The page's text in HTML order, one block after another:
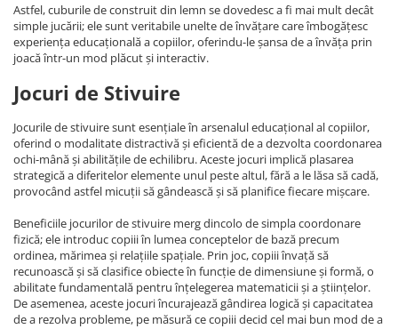
Astfel, cuburile de construit din lemn se dovedesc a fi mai mult decât
simple jucării; ele sunt veritabile unelte de învățare care îmbogățesc
experiența educațională a copiilor, oferindu-le șansa de a învăța prin
joacă într-un mod plăcut și interactiv.
Jocuri de Stivuire
Jocurile de stivuire sunt esențiale în arsenalul educațional al copiilor,
oferind o modalitate distractivă și eficientă de a dezvolta coordonarea
ochi-mână și abilitățile de echilibru. Aceste jocuri implică plasarea
strategică a diferitelor elemente unul peste altul, fără a le lăsa să cadă,
provocând astfel micuții să gândească și să planifice fiecare mișcare.
Beneficiile jocurilor de stivuire merg dincolo de simpla coordonare
fizică; ele introduc copiii în lumea conceptelor de bază precum
ordinea, mărimea și relațiile spațiale. Prin joc, copiii învață să
recunoască și să clasifice obiecte în funcție de dimensiune și formă, o
abilitate fundamentală pentru înțelegerea matematicii și a științelor.
De asemenea, aceste jocuri încurajează gândirea logică și capacitatea
de a rezolva probleme, pe măsură ce copiii decid cel mai bun mod de a